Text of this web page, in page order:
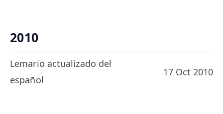
2010
Lemario actualizado del
español
17 Oct 2010